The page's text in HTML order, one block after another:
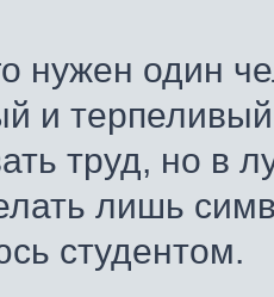
нужен один
и
труд, но в
лишь
студентом.